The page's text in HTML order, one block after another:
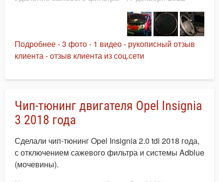
Подробнее - 3 фото - 1 видео - рукописный отзыв
клиента - отзыв клиента из соц.сети
Чип-тюнинг двигателя Opel Insignia
3 2018 года
Сделали чип-тюнинг Opel Insignia 2.0 tdi 2018 года,
с отключением сажевого фильтра и системы Adblue
(мочевины).